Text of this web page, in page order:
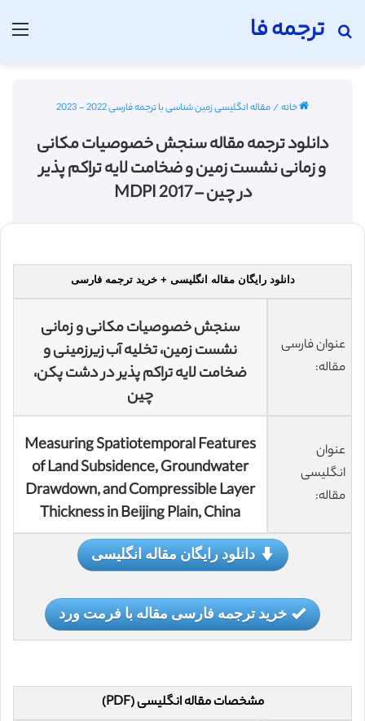
ترجمه فا
جستجو برای
خانه/مقاله انگلیسی زمین شناسی با ترجمه فارسی 2022 - 2023
دانلود ترجمه مقاله سنجش خصوصیات مکانی
و زمانی نشست زمین و ضخامت لایه تراکم پذیر
در چین – MDPI 2017
دانلود رایگان مقاله انگلیسی + خرید ترجمه فارسی
عنوان فارسی
مقاله:
سنجش خصوصیات مکانی و زمانی
نشست زمین، تخلیه آب زیرزمینی و
ضخامت لایه تراکم پذیر در دشت پکن،
چین
عنوان
انگلیسی
مقاله:
Measuring Spatiotemporal Features
of Land Subsidence, Groundwater
Drawdown, and Compressible Layer
Thickness in Beijing Plain, China
دانلود رایگان مقاله انگلیسی
خرید ترجمه فارسی مقاله با فرمت ورد
مشخصات مقاله انگلیسی (PDF)